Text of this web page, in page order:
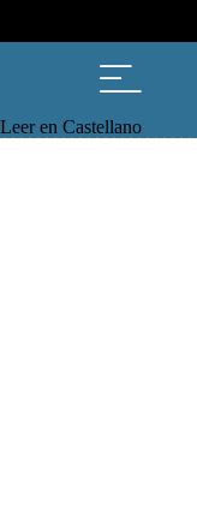
Leer en Castellano